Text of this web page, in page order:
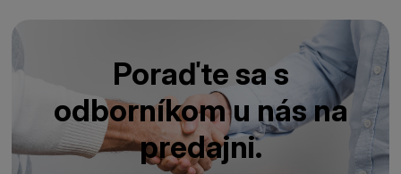
Poraďte sa s
odborníkom u nás na
predajni.